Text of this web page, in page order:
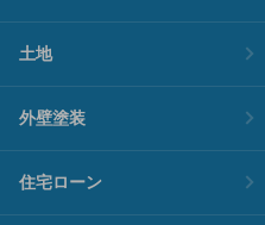
土地
外壁塗装
住宅ローン